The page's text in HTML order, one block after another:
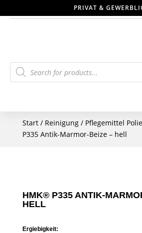
PRIVAT &
Products
search
Start/ Reinigung/ Pflegemittel
P335 Antik-Marmor-Beize – hell
HMK® P335 ANTIK-
HELL
Ergiebigkeit: